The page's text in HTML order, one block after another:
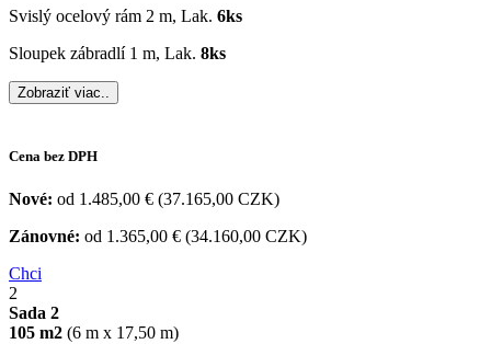
Svislý ocelový rám 2 m, Lak. 6ks
Sloupek zábradlí 1 m, Lak. 8ks
Zobraziť viac..
Cena bez DPH
Nové: od 1.485,00 € (37.165,00 CZK)
Zánovné: od 1.365,00 € (34.160,00 CZK)
Chci
2
Sada 2
105 m2 (6 m x 17,50 m)